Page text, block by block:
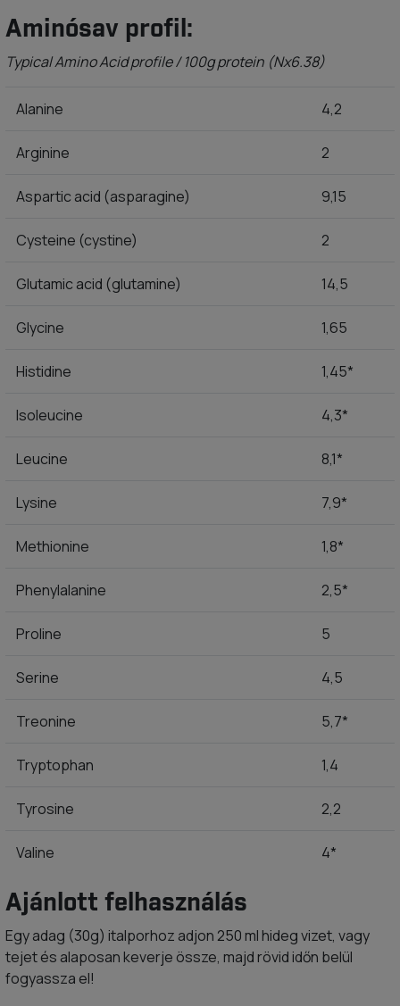
Aminósav profil:
Typical Amino Acid profile / 100g protein (Nx6.38)
Alanine 4,2
Arginine 2
Aspartic acid (asparagine) 9,15
Cysteine (cystine) 2
Glutamic acid (glutamine) 14,5
Glycine 1,65
Histidine 1,45*
Isoleucine 4,3*
Leucine 8,1*
Lysine 7,9*
Methionine 1,8*
Phenylalanine 2,5*
Proline 5
Serine 4,5
Treonine 5,7*
Tryptophan 1,4
Tyrosine 2,2
Valine 4*
Ajánlott felhasználás
Egy adag (30g) italporhoz adjon 250 ml hideg vizet, vagy
tejet és alaposan keverje össze, majd rövid időn belül
fogyassza el!